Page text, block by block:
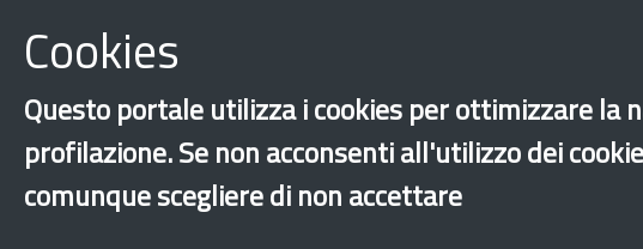
×
Cookies
Questo portale utilizza i cookies per ottimizzare la
profilazione. Se non acconsenti all'utilizzo dei
comunque scegliere di non accettare
Dichiarazione di